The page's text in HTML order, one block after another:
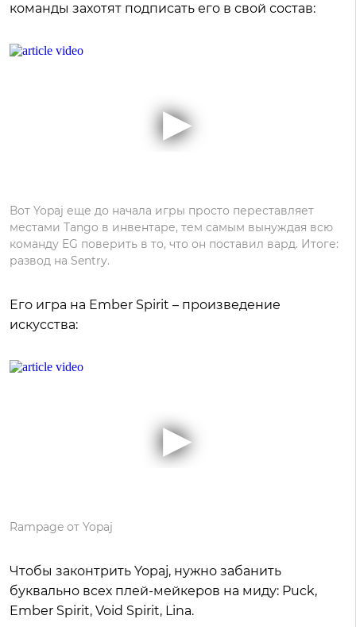
команды захотят подписать его в свой состав:
Вот Yopaj еще до начала игры просто переставляет
местами Tango в инвентаре, тем самым вынуждая всю
команду EG поверить в то, что он поставил вард. Итоге:
развод на Sentry.
Его игра на Ember Spirit – произведение
искусства:
Rampage от Yopaj
Чтобы законтрить Yopaj, нужно забанить
буквально всех плей-мейкеров на миду: Puck,
Ember Spirit, Void Spirit, Lina.